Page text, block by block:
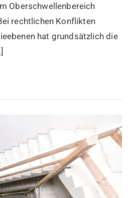
Oberschwellenbereich
rechtlichen Konflikten
hat grundsätzlich die